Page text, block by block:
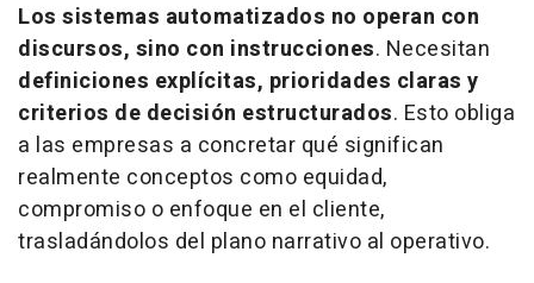
Los sistemas automatizados no operan con
discursos, sino con instrucciones. Necesitan
definiciones explícitas, prioridades claras y
criterios de decisión estructurados. Esto obliga
a las empresas a concretar qué significan
realmente conceptos como equidad,
compromiso o enfoque en el cliente,
trasladándolos del plano narrativo al operativo.